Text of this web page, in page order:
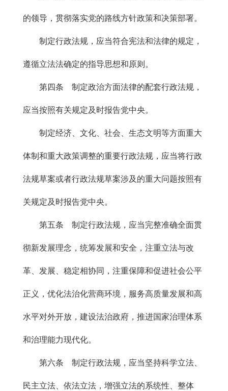
的领导，贯彻落实党的路线方针政策和决策部署。
制定行政法规，应当符合宪法和法律的规定，
遵循立法法确定的指导思想和原则。
第四条 制定政治方面法律的配套行政法规，
应当按照有关规定及时报告党中央。
制定经济、文化、社会、生态文明等方面重大
体制和重大政策调整的重要行政法规，应当将行政
法规草案或者行政法规草案涉及的重大问题按照有
关规定及时报告党中央。
第五条 制定行政法规，应当完整准确全面贯
彻新发展理念，统筹发展和安全，注重立法与改
革、发展、稳定相协同，注重保障和促进社会公平
正义，优化法治化营商环境，服务高质量发展和高
水平对外开放，建设法治政府，推进国家治理体系
和治理能力现代化。
第六条 制定行政法规，应当坚持科学立法、
民主立法、依法立法，增强立法的系统性、整体